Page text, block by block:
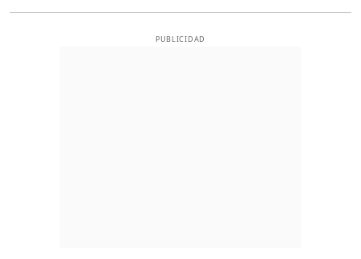
PUBLICIDAD